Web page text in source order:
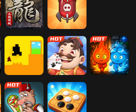
原始传奇 卡卡保皇
只有一道门 易起斗地主